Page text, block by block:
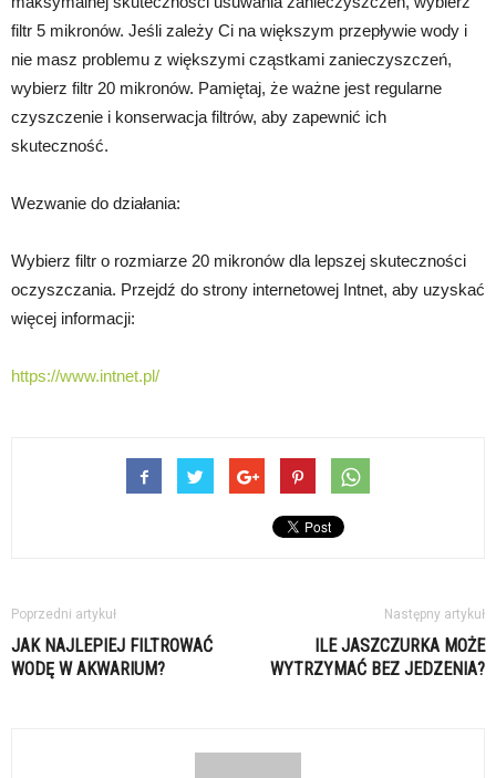
filtr 5 mikronów. Jeśli zależy Ci na większym przepływie wody i
nie masz problemu z większymi cząstkami zanieczyszczeń,
wybierz filtr 20 mikronów. Pamiętaj, że ważne jest regularne
czyszczenie i konserwacja filtrów, aby zapewnić ich
skuteczność.
Wezwanie do działania:
Wybierz filtr o rozmiarze 20 mikronów dla lepszej skuteczności
oczyszczania. Przejdź do strony internetowej Intnet, aby uzyskać
więcej informacji:
https://www.intnet.pl/
Poprzedni artykuł
JAK NAJLEPIEJ FILTROWAĆ
WODĘ W AKWARIUM?
Następny artykuł
ILE JASZCZURKA MOŻE
WYTRZYMAĆ BEZ JEDZENIA?